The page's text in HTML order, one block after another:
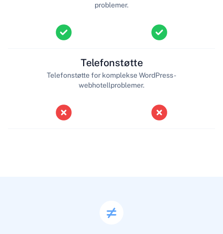
problemer.
Telefonstøtte
Telefonstøtte for komplekse WordPress-
webhotellproblemer.